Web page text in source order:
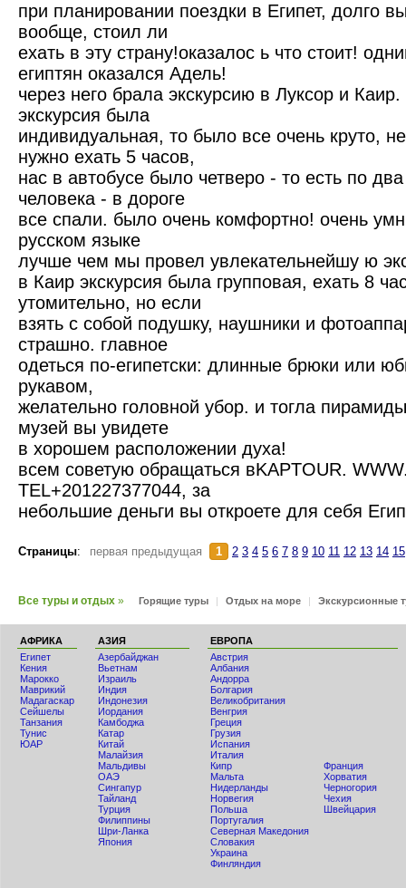
при планировании поездки в Египет, долго
вообще, стоил ли
ехать в эту страну!оказалос ь что стоит!
египтян оказался Адель!
через него брала экскурсию в Луксор и Каир.
экскурсия была
индивидуальная, то было все очень круто,
нужно ехать 5 часов,
нас в автобусе было четверо - то есть по
человека - в дороге
все спали. было очень комфортно! очень
русском языке
лучше чем мы провел увлекательнейшу ю
в Каир экскурсия была групповая, ехать 8
утомительно, но если
взять с собой подушку, наушники и
страшно. главное
одеться по-египетски: длинные брюки или
рукавом,
желательно головной убор. и тогла
музей вы увидете
в хорошем расположении духа!
всем советую обращаться вKAPTOUR.
TEL+201227377044, за
небольшие деньги вы откроете для себя
Страницы: первая предыдущая 1 2 3 4 5 6 7 8 9 10 11 12 13 14 15
Все туры и отдых » Горящие туры | Отдых на море | Экскурсионные
АФРИКА
Египет
Кения
Мaрокко
Маврикий
Мадагаскар
Сейшелы
Танзания
Тунис
ЮАР
АЗИЯ
Азербайджан
Вьетнам
Израиль
Индия
Индонезия
Иордания
Камбоджа
Катар
Китай
Малайзия
Мальдивы
ОАЭ
Сингапур
Тайланд
Турция
Филиппины
Шри-Ланка
Япония
ЕВРОПА
Австрия
Албания
Андорра
Болгария
Великобритания
Венгрия
Греция
Грузия
Испания
Италия
Кипр
Мальта
Нидерланды
Норвегия
Польша
Португалия
Северная Македония
Словакия
Украина
Финляндия
Франция
Хорватия
Черногория
Чехия
Швейцария